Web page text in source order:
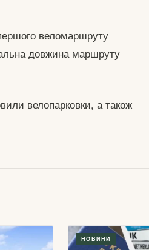
веломаршруту
довжина маршруту
велопарковки, а також
НОВИНИ